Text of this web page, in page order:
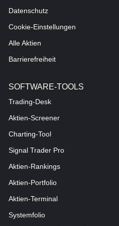
Datenschutz
Cookie-Einstellungen
Alle Aktien
Barrierefreiheit
SOFTWARE-TOOLS
Trading-Desk
Aktien-Screener
Charting-Tool
Signal Trader Pro
Aktien-Rankings
Aktien-Portfolio
Aktien-Terminal
Systemfolio